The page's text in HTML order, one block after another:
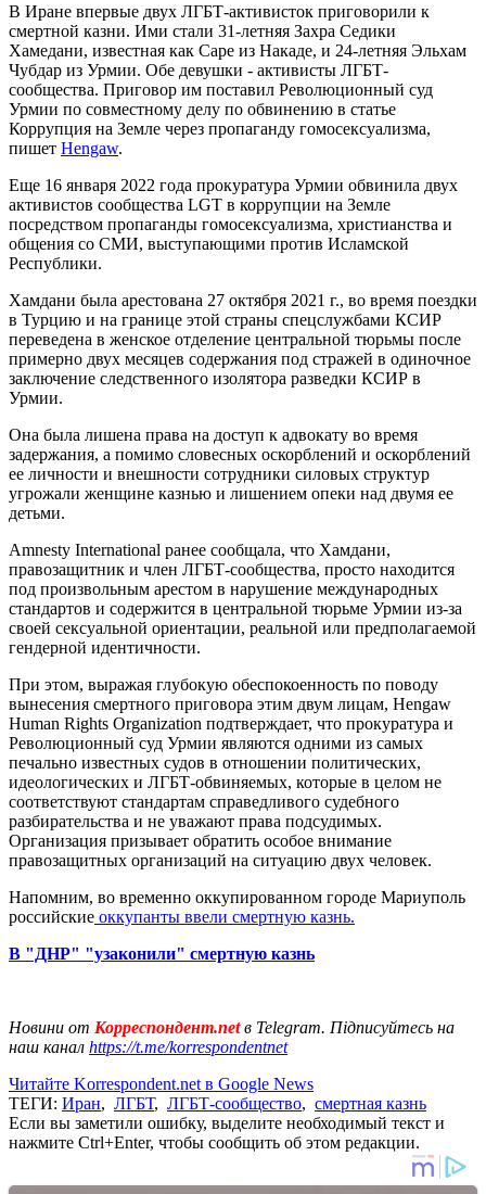
В Иране впервые двух ЛГБТ-активисток приговорили к
смертной казни. Ими стали 31-летняя Захра Седики
Хамедани, известная как Саре из Накаде, и 24-летняя Эльхам
Чубдар из Урмии. Обе девушки - активисты ЛГБТ-
сообщества. Приговор им поставил Революционный суд
Урмии по совместному делу по обвинению в статье
Коррупция на Земле через пропаганду гомосексуализма,
пишет Hengaw.
Еще 16 января 2022 года прокуратура Урмии обвинила двух
активистов сообщества LGT в коррупции на Земле
посредством пропаганды гомосексуализма, христианства и
общения со СМИ, выступающими против Исламской
Республики.
Хамдани была арестована 27 октября 2021 г., во время поездки
в Турцию и на границе этой страны спецслужбами КСИР
переведена в женское отделение центральной тюрьмы после
примерно двух месяцев содержания под стражей в одиночное
заключение следственного изолятора разведки КСИР в
Урмии.
Она была лишена права на доступ к адвокату во время
задержания, а помимо словесных оскорблений и оскорблений
ее личности и внешности сотрудники силовых структур
угрожали женщине казнью и лишением опеки над двумя ее
детьми.
Amnesty International ранее сообщала, что Хамдани,
правозащитник и член ЛГБТ-сообщества, просто находится
под произвольным арестом в нарушение международных
стандартов и содержится в центральной тюрьме Урмии из-за
своей сексуальной ориентации, реальной или предполагаемой
гендерной идентичности.
При этом, выражая глубокую обеспокоенность по поводу
вынесения смертного приговора этим двум лицам, Hengaw
Human Rights Organization подтверждает, что прокуратура и
Революционный суд Урмии являются одними из самых
печально известных судов в отношении политических,
идеологических и ЛГБТ-обвиняемых, которые в целом не
соответствуют стандартам справедливого судебного
разбирательства и не уважают права подсудимых.
Организация призывает обратить особое внимание
правозащитных организаций на ситуацию двух человек.
Напомним, во временно оккупированном городе Мариуполь
российские оккупанты ввели смертную казнь.
В "ДНР" "узаконили" смертную казнь
Новини от Корреспондент.netв Telegram. Підписуйтесь на
наш канал https://t.me/korrespondentnet
Читайте Korrespondent.net в Google News
ТЕГИ: Иран, ЛГБТ, ЛГБТ-сообщество, смертная казнь
Если вы заметили ошибку, выделите необходимый текст и
нажмите Ctrl+Enter, чтобы сообщить об этом редакции.